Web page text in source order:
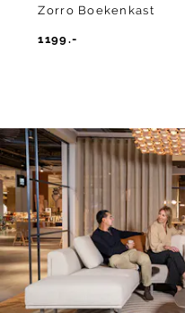
Zorro Boekenkast
1199.-